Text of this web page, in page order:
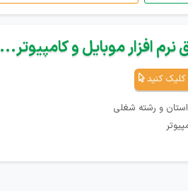
افزار موبایل و کامپیوتر...
کلیک کنید
و رشته شغلی